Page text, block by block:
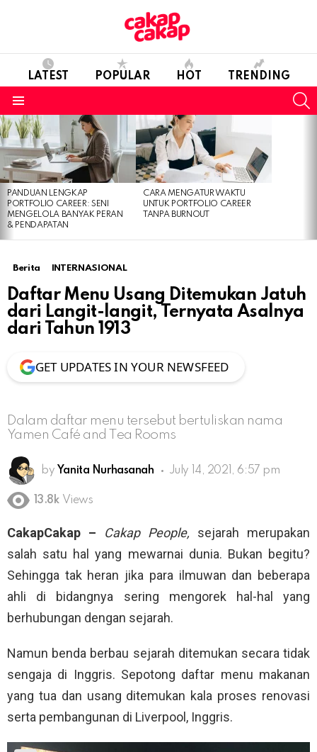
LATEST POPULAR HOT TRENDING
LATEST
STORIES
PANDUAN LENGKAP
PORTFOLIO CAREER: SENI
MENGELOLA BANYAK PERAN
& PENDAPATAN
CARA MENGATUR WAKTU
UNTUK PORTFOLIO CAREER
TANPA BURNOUT
Berita INTERNASIONAL
Daftar Menu Usang Ditemukan Jatuh
dari Langit-langit, Ternyata Asalnya
dari Tahun 1913
GET UPDATES IN YOUR NEWSFEED
Dalam daftar menu tersebut bertuliskan nama
Yamen Café and Tea Rooms
by Yanita Nurhasanah July 14, 2021, 6:57 pm
13.8k Views
CakapCakap – Cakap People, sejarah merupakan
salah satu hal yang mewarnai dunia. Bukan begitu?
Sehingga tak heran jika para ilmuwan dan beberapa
ahli di bidangnya sering mengorek hal-hal yang
berhubungan dengan sejarah.
Namun benda berbau sejarah ditemukan secara tidak
sengaja di Inggris. Sepotong daftar menu makanan
yang tua dan usang ditemukan kala proses renovasi
serta pembangunan di Liverpool, Inggris.